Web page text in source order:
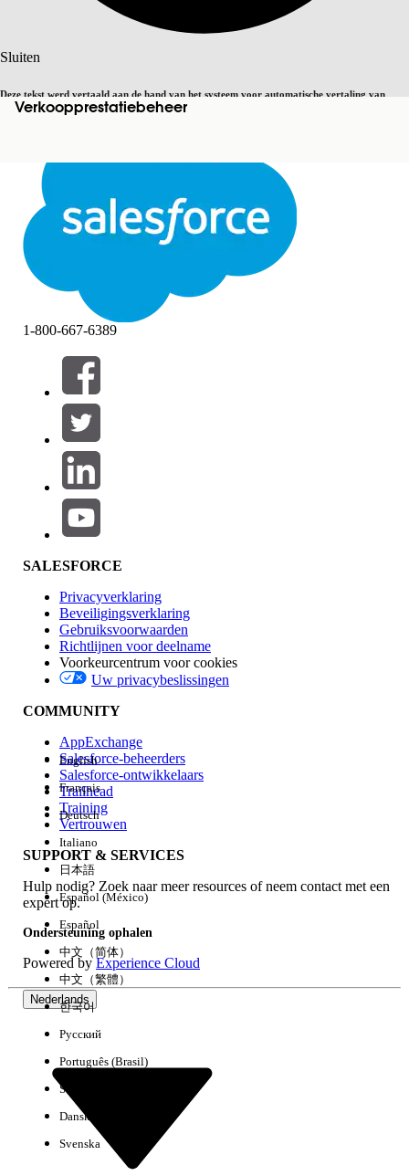
Sluiten
Deze tekst werd vertaald aan de hand van het systeem voor automatische vertaling van
Salesforce. U vindt hiermeer details. Overschakelen op Engels
Sluiten Sluiten
Verkoopprestatiebeheer
Filters (0)
FILTERS SELECTEREN
Productgebied
Invloed op functies
Edition
Ervaring
Alles wissen Gereed
Geen resultaten
1-800-667-6389
SALESFORCE
Privacyverklaring
Beveiligingsverklaring
Gebruiksvoorwaarden
Richtlijnen voor deelname
Voorkeurcentrum voor cookies
Uw privacybeslissingen
COMMUNITY
AppExchange
Salesforce-beheerders
Salesforce-ontwikkelaars
Trailhead
Training
Vertrouwen
SUPPORT & SERVICES
Hulp nodig? Zoek naar meer resources of neem contact met een
expert op.
Ondersteuning ophalen
Powered byExperience Cloud
Nederlands
English
Français
Deutsch
Italiano
日本語
Español (México)
Español
中文（简体）
中文（繁體）
한국어
Русский
Português (Brasil)
Suomi
Dansk
Svenska